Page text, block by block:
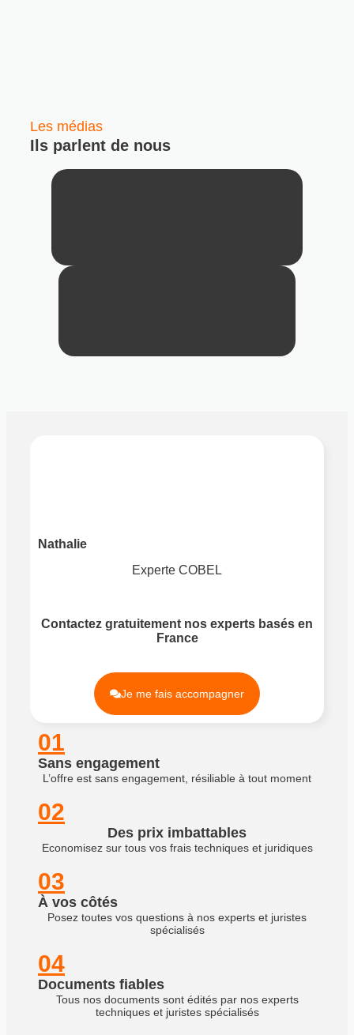
Les médias
Ils parlent de nous
Nathalie
Experte COBEL
Contactez gratuitement nos experts basés en
France
Je me fais accompagner
01
Sans engagement
L’offre est sans engagement, résiliable à tout moment
02
Des prix imbattables
Economisez sur tous vos frais techniques et juridiques
03
À vos côtés
Posez toutes vos questions à nos experts et juristes
spécialisés
04
Documents fiables
Tous nos documents sont édités par nos experts
techniques et juristes spécialisés